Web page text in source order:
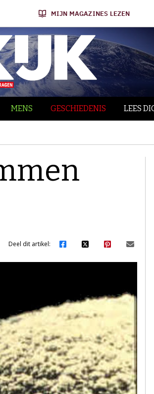
MIJN MAGAZINES LEZEN
MENS GESCHIEDENIS LEES
Deel dit artikel: